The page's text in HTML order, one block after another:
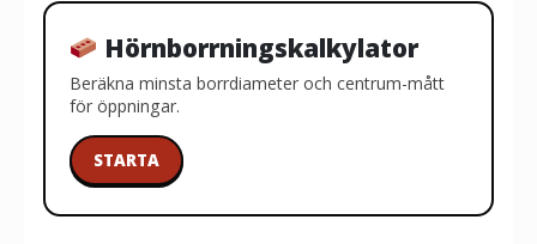
Hörnborrningskalkylator
Beräkna minsta borrdiameter och centrum-mått
för öppningar.
STARTA